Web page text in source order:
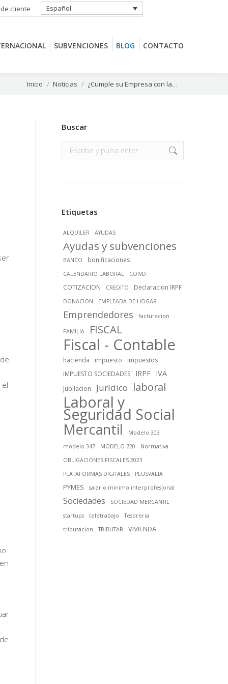
cliente Español
SUBVENCIONES BLOG CONTACTO
Estás aquí:
Inicio Noticias ¿Cumple su Empresa con la…
Buscar
Buscar:
Etiquetas
ALQUILER AYUDAS
Ayudas y subvenciones
BANCO bonificaciones
CALENDARIO LABORAL COIVD
COTIZACION CREDITO Declaracion IRPF
DONACION EMPLEADA DE HOGAR
Emprendedores facturacion
FAMILIA FISCAL
Fiscal - Contable
hacienda impuesto
impuestos
IMPUESTO SOCIEDADES
IRPF IVA
Jubilacion Jurídico laboral
Laboral y
Seguridad Social
Mercantil
Modelo 303
modelo 347
MODELO 720
Normativa
OBLIGACIONES FISCALES 2023
PLATAFORMAS DIGITALES
PLUSVALIA
PYMES salario mínimo interprofesional
Sociedades
SOCIEDAD MERCANTIL
startups
teletrabajo
Tesoreria
tributacion
TRIBUTAR VIVIENDA